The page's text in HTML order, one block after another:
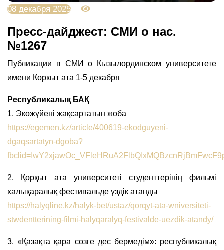
08 декабря 2025
Пресс-дайджест: СМИ о нас.
№1267
Публикации в СМИ о Кызылординском университете
имени Коркыт ата 1-5 декабря
Республикалық БАҚ
1. Экожүйені жақсартатын жоба
https://egemen.kz/article/400619-ekodguyeni-
dgaqsartatyn-dgoba?
2. Қорқыт ата университеті студенттерінің фильмі
халықаралық фестивальде үздік атанды
https://halyqline.kz/halyk-bet/ustaz/qorqyt-ata-wniversiteti-
stwdentterining-filmi-halyqaralyq-festivalde-uezdik-atandy/
3. «Қазақта қара сөзге дес бермедім»: республикалық